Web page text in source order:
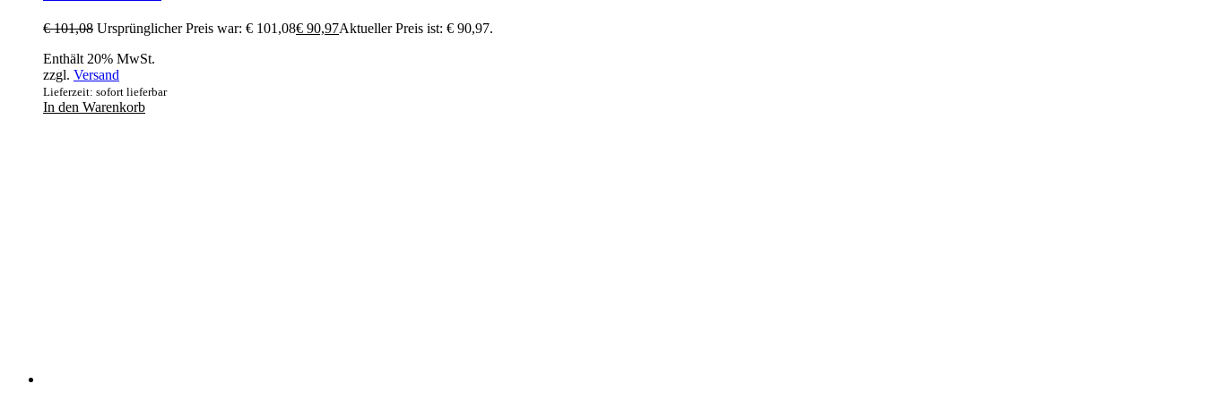
€101,08 Ursprünglicher Preis war: € 101,08€ 90,97Aktueller Preis ist: € 90,97.
Enthält 20% MwSt.
zzgl. Versand
Lieferzeit: sofort lieferbar
In den Warenkorb